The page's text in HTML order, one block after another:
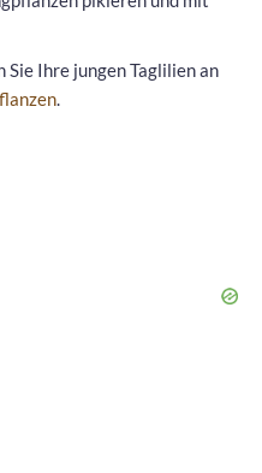
Sie Ihre jungen Taglilien an
.